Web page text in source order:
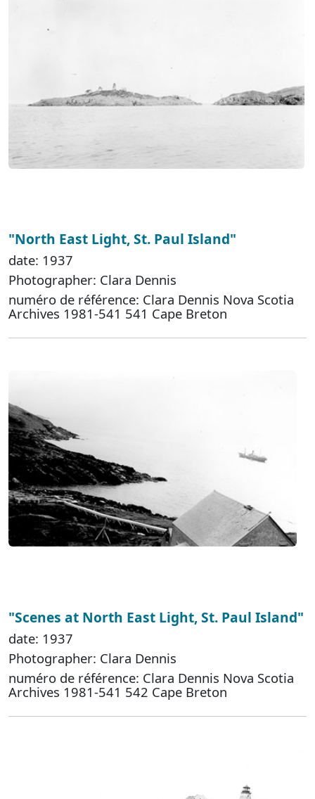
"North East Light, St. Paul Island"
date: 1937
Photographer: Clara Dennis
numéro de référence: Clara Dennis Nova Scotia
Archives 1981-541 541 Cape Breton
"Scenes at North East Light, St. Paul Island"
date: 1937
Photographer: Clara Dennis
numéro de référence: Clara Dennis Nova Scotia
Archives 1981-541 542 Cape Breton